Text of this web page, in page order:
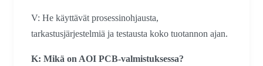
V: He käyttävät prosessinohjausta,
tarkastusjärjestelmiä ja testausta koko tuotannon ajan.
K: Mikä on AOI PCB-valmistuksessa?